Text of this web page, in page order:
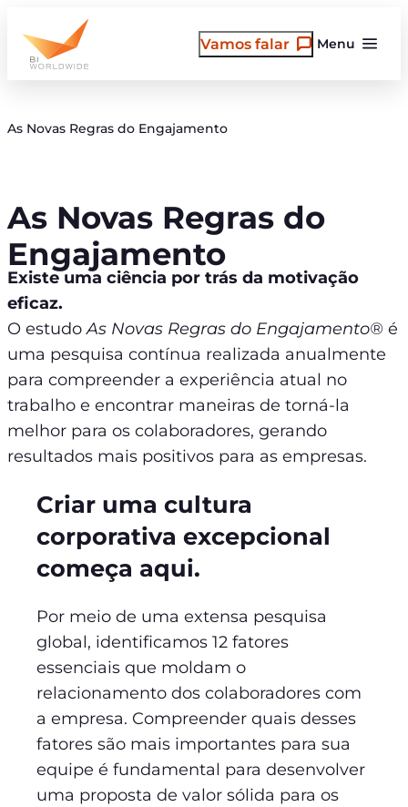
para
Menu
Vamos falar
As Novas Regras do Engajamento
As Novas Regras do
Engajamento
Existe uma ciência por trás da motivação
eficaz.
O estudoAs Novas Regras do Engajamento® é
uma pesquisa contínua realizada anualmente
para compreender a experiência atual no
trabalho e encontrar maneiras de torná-la
melhor para os colaboradores, gerando
resultados mais positivos para as empresas.
Criar uma cultura
corporativa excepcional
começa aqui.
Por meio de uma extensa pesquisa
global, identificamos 12 fatores
essenciais que moldam o
relacionamento dos colaboradores com
a empresa. Compreender quais desses
fatores são mais importantes para sua
equipe é fundamental para desenvolver
uma proposta de valor sólida para os